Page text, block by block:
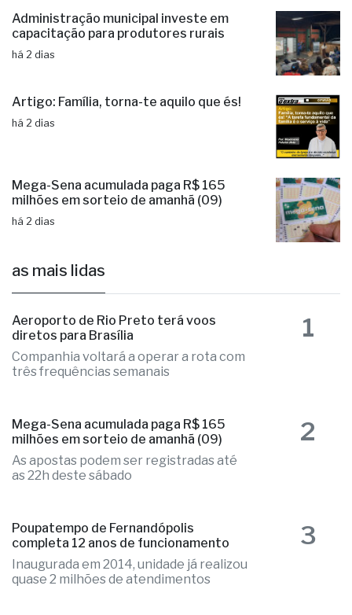
Administração municipal investe em
capacitação para produtores rurais
há 2 dias
Artigo: Família, torna-te aquilo que és!
há 2 dias
Mega-Sena acumulada paga R$ 165
milhões em sorteio de amanhã (09)
há 2 dias
as mais lidas
Aeroporto de Rio Preto terá voos
diretos para Brasília
Companhia voltará a operar a rota com
três frequências semanais
1
Mega-Sena acumulada paga R$ 165
milhões em sorteio de amanhã (09)
As apostas podem ser registradas até
as 22h deste sábado
2
Poupatempo de Fernandópolis
completa 12 anos de funcionamento
Inaugurada em 2014, unidade já realizou
quase 2 milhões de atendimentos
3